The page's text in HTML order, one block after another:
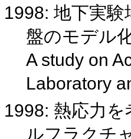
1998: 地下実
盤のモデル
A study on
Laboratory
1998: 熱応力
ルフラクチ